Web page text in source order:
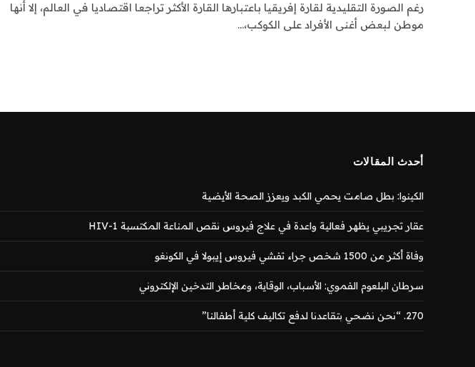
رغم الصورة التقليدية لقارة إفريقيا باعتبارها القارة الأكثر تراجعا اقتصاديا في العالم، إلا أنها
موطن لبعض أغنى الأفراد على الكوكب،…
أحدث المقالات
الكينوا: بطل صامت يحمي الكبد ويعزز الصحة الأيضية
عقار تجريبي يظهر فعالية واعدة في علاج فيروس نقص المناعة المكتسبة HIV-1
وفاة أكثر من 1500 شخص جراء تفشي فيروس إيبولا في الكونغو
سرطان البلعوم الفموي: الأسباب، الوقاية، ومخاطر التدخين الإلكتروني
270. “نحن نضحي بتقاعدنا لدفع تكاليف كلية أطفالنا”